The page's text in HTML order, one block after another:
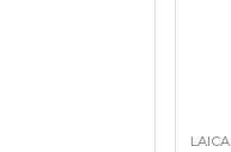
LAICA